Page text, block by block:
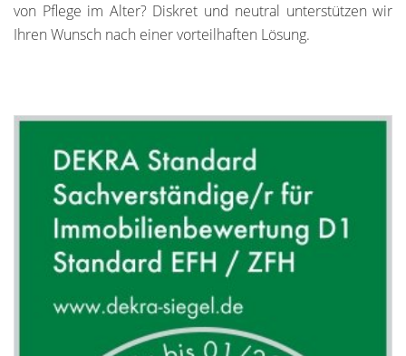
von Pflege im Alter? Diskret und neutral unterstützen wir
Ihren Wunsch nach einer vorteilhaften Lösung.